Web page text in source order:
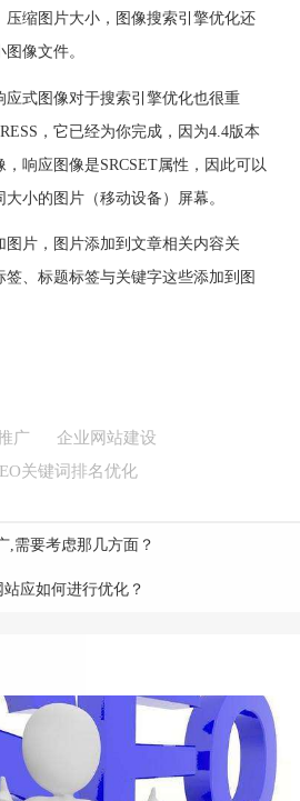
压缩图片大小，图像搜索引擎优化还
像文件。
应式图像对于搜索引擎优化也很重
，它已经为你完成，因为4.4版本
响应图像是SRCSET属性，因此可以
小的图片（移动设备）屏幕。
图片，图片添加到文章相关内容关
签、标题标签与关键字这些添加到图
广
企业网站建设
关键词排名优化
,需要考虑那几方面？
站应如何进行优化？